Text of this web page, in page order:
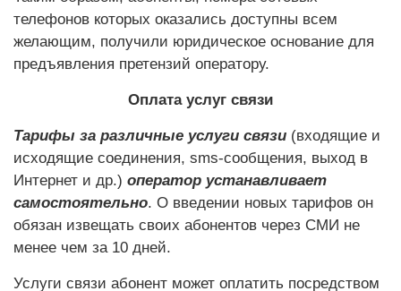
телефонов которых оказались доступны всем
желающим, получили юридическое основание для
предъявления претензий оператору.
Оплата услуг связи
Тарифы за различные услуги связи (входящие и
исходящие соединения, sms-сообщения, выход в
Интернет и др.) оператор устанавливает
самостоятельно. О введении новых тарифов он
обязан извещать своих абонентов через СМИ не
менее чем за 10 дней.
Услуги связи абонент может оплатить посредством